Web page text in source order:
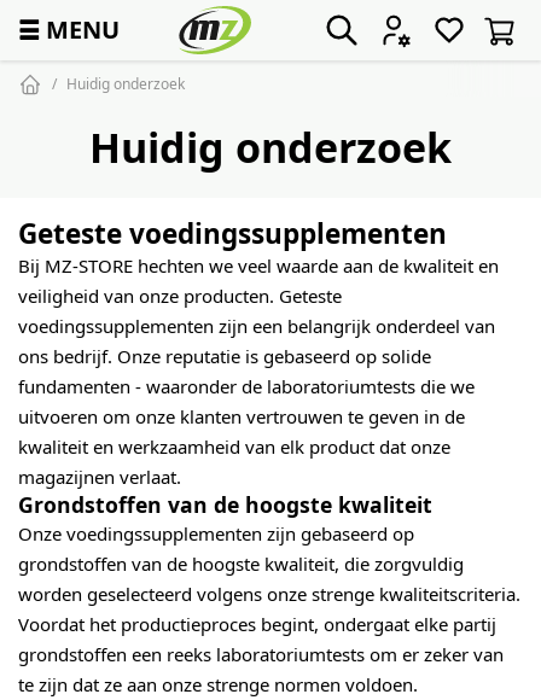
☰ MENU
Huidig onderzoek
Huidig onderzoek
Geteste voedingssupplementen
Bij MZ-STORE hechten we veel waarde aan de kwaliteit en
veiligheid van onze producten. Geteste
voedingssupplementen zijn een belangrijk onderdeel van
ons bedrijf. Onze reputatie is gebaseerd op solide
fundamenten - waaronder de laboratoriumtests die we
uitvoeren om onze klanten vertrouwen te geven in de
kwaliteit en werkzaamheid van elk product dat onze
magazijnen verlaat.
Grondstoffen van de hoogste kwaliteit
Onze voedingssupplementen zijn gebaseerd op
grondstoffen van de hoogste kwaliteit, die zorgvuldig
worden geselecteerd volgens onze strenge kwaliteitscriteria.
Voordat het productieproces begint, ondergaat elke partij
grondstoffen een reeks laboratoriumtests om er zeker van
te zijn dat ze aan onze strenge normen voldoen.